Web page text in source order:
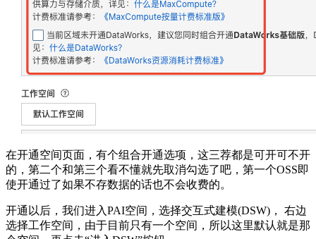
在开通空间页面，有个组合开通选项，这三荐都是可开可不开
的，第二个和第三个看不懂就先取消勾选了吧，第一个OSS即
使开通过了如果不存数据的话也不会收费的。
开通以后，我们进入PAI空间，选择交互式建模(DSW)， 右边
选择工作空间，由于目前只有一个空间，所以这里默认就是那